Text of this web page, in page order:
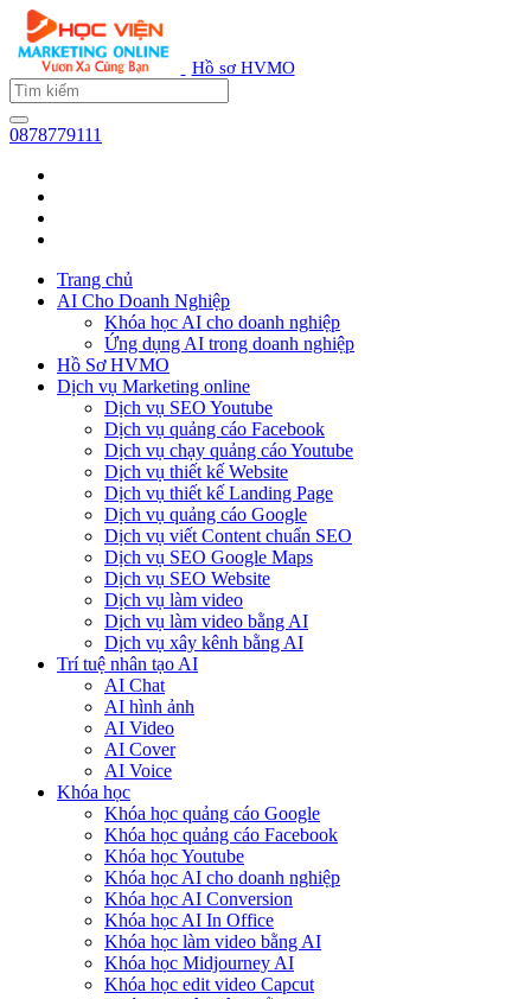
Hồ sơ HVMO
0878779111
Trang chủ
AI Cho Doanh Nghiệp
Khóa học AI cho doanh nghiệp
Ứng dụng AI trong doanh nghiệp
Hồ Sơ HVMO
Dịch vụ Marketing online
Dịch vụ SEO Youtube
Dịch vụ quảng cáo Facebook
Dịch vụ chạy quảng cáo Youtube
Dịch vụ thiết kế Website
Dịch vụ thiết kế Landing Page
Dịch vụ quảng cáo Google
Dịch vụ viết Content chuẩn SEO
Dịch vụ SEO Google Maps
Dịch vụ SEO Website
Dịch vụ làm video
Dịch vụ làm video bằng AI
Dịch vụ xây kênh bằng AI
Trí tuệ nhân tạo AI
AI Chat
AI hình ảnh
AI Video
AI Cover
AI Voice
Khóa học
Khóa học quảng cáo Google
Khóa học quảng cáo Facebook
Khóa học Youtube
Khóa học AI cho doanh nghiệp
Khóa học AI Conversion
Khóa học AI In Office
Khóa học làm video bằng AI
Khóa học Midjourney AI
Khóa học edit video Capcut